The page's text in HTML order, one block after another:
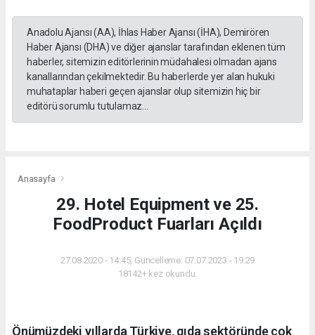
Anadolu Ajansı (AA), İhlas Haber Ajansı (İHA), Demirören
Haber Ajansı (DHA) ve diğer ajanslar tarafından eklenen tüm
haberler, sitemizin editörlerinin müdahalesi olmadan ajans
kanallarından çekilmektedir. Bu haberlerde yer alan hukuki
muhataplar haberi geçen ajanslar olup sitemizin hiç bir
editörü sorumlu tutulamaz...
Anasayfa
29. Hotel Equipment ve 25.
FoodProduct Fuarları Açıldı
27.08.2020 - 14:45, Güncelleme: 07.07.2023 - 19:29
18142+ kez okundu.
Önümüzdeki yıllarda Türkiye, gıda sektöründe çok